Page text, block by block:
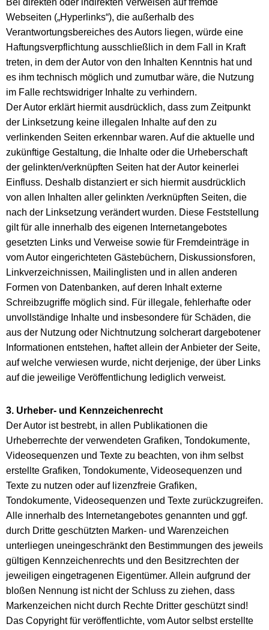
Bei direkten oder indirekten Verweisen auf fremde
Webseiten („Hyperlinks“), die außerhalb des
Verantwortungsbereiches des Autors liegen, würde eine
Haftungsverpflichtung ausschließlich in dem Fall in Kraft
treten, in dem der Autor von den Inhalten Kenntnis hat und
es ihm technisch möglich und zumutbar wäre, die Nutzung
im Falle rechtswidriger Inhalte zu verhindern.
Der Autor erklärt hiermit ausdrücklich, dass zum Zeitpunkt
der Linksetzung keine illegalen Inhalte auf den zu
verlinkenden Seiten erkennbar waren. Auf die aktuelle und
zukünftige Gestaltung, die Inhalte oder die Urheberschaft
der gelinkten/verknüpften Seiten hat der Autor keinerlei
Einfluss. Deshalb distanziert er sich hiermit ausdrücklich
von allen Inhalten aller gelinkten /verknüpften Seiten, die
nach der Linksetzung verändert wurden. Diese Feststellung
gilt für alle innerhalb des eigenen Internetangebotes
gesetzten Links und Verweise sowie für Fremdeinträge in
vom Autor eingerichteten Gästebüchern, Diskussionsforen,
Linkverzeichnissen, Mailinglisten und in allen anderen
Formen von Datenbanken, auf deren Inhalt externe
Schreibzugriffe möglich sind. Für illegale, fehlerhafte oder
unvollständige Inhalte und insbesondere für Schäden, die
aus der Nutzung oder Nichtnutzung solcherart dargebotener
Informationen entstehen, haftet allein der Anbieter der Seite,
auf welche verwiesen wurde, nicht derjenige, der über Links
auf die jeweilige Veröffentlichung lediglich verweist.
3. Urheber- und Kennzeichenrecht
Der Autor ist bestrebt, in allen Publikationen die
Urheberrechte der verwendeten Grafiken, Tondokumente,
Videosequenzen und Texte zu beachten, von ihm selbst
erstellte Grafiken, Tondokumente, Videosequenzen und
Texte zu nutzen oder auf lizenzfreie Grafiken,
Tondokumente, Videosequenzen und Texte zurückzugreifen.
Alle innerhalb des Internetangebotes genannten und ggf.
durch Dritte geschützten Marken- und Warenzeichen
unterliegen uneingeschränkt den Bestimmungen des jeweils
gültigen Kennzeichenrechts und den Besitzrechten der
jeweiligen eingetragenen Eigentümer. Allein aufgrund der
bloßen Nennung ist nicht der Schluss zu ziehen, dass
Markenzeichen nicht durch Rechte Dritter geschützt sind!
Das Copyright für veröffentlichte, vom Autor selbst erstellte